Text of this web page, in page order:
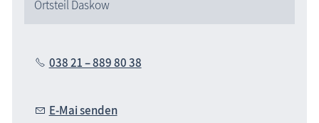
Ortsteil Daskow
038 21 – 889 80 38
E-Mai senden